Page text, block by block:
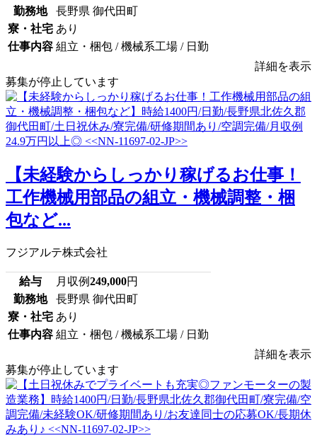
勤務地
長野県 御代田町
寮・社宅 あり
仕事内容 組立・梱包 / 機械系工場 / 日勤
詳細を表示
募集が停止しています
【未経験からしっかり稼げるお仕事！
工作機械用部品の組立・機械調整・梱
包など...
フジアルテ株式会社
給与 月収例249,000円
勤務地
長野県 御代田町
寮・社宅 あり
仕事内容 組立・梱包 / 機械系工場 / 日勤
詳細を表示
募集が停止しています